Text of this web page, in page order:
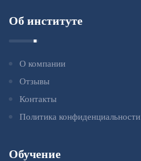
Об институте
О компании
Отзывы
Контакты
Политика конфиденциальности
Обучение